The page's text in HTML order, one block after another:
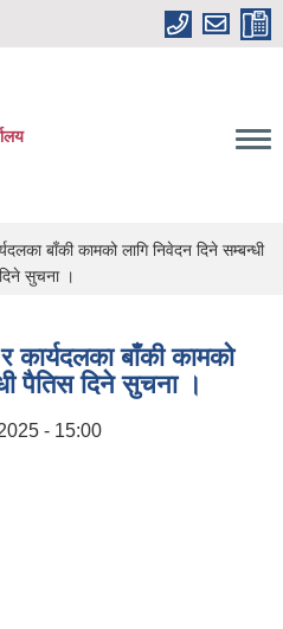
बाँकी कामको लागि निवेदन दिने सम्बन्धी
सुचना ।
कार्यदलका बाँकी कामको
पैतिस दिने सुचना ।
- 15:00